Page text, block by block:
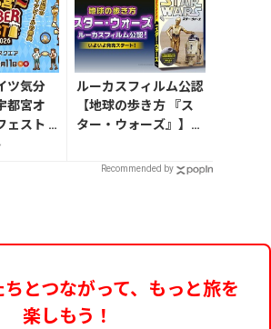
ツ気分
都宮オ
ェスト L
8月7日
ルーカスフィルム公認
【地球の歩き方 『ス
ター・ウォーズ』】が
定版はホログラム仕様
Recommended by
とつながって、もっと旅を
楽しもう！